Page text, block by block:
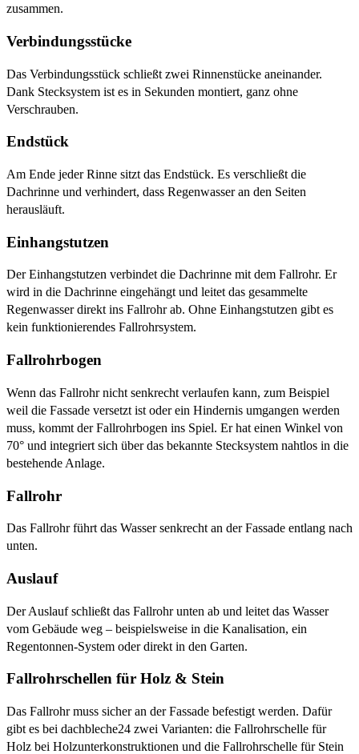
zusammen.
Verbindungsstücke
Das Verbindungsstück schließt zwei Rinnenstücke aneinander.
Dank Stecksystem ist es in Sekunden montiert, ganz ohne
Verschrauben.
Endstück
Am Ende jeder Rinne sitzt das Endstück. Es verschließt die
Dachrinne und verhindert, dass Regenwasser an den Seiten
herausläuft.
Einhangstutzen
Der Einhangstutzen verbindet die Dachrinne mit dem Fallrohr. Er
wird in die Dachrinne eingehängt und leitet das gesammelte
Regenwasser direkt ins Fallrohr ab. Ohne Einhangstutzen gibt es
kein funktionierendes Fallrohrsystem.
Fallrohrbogen
Wenn das Fallrohr nicht senkrecht verlaufen kann, zum Beispiel
weil die Fassade versetzt ist oder ein Hindernis umgangen werden
muss, kommt der Fallrohrbogen ins Spiel. Er hat einen Winkel von
70° und integriert sich über das bekannte Stecksystem nahtlos in die
bestehende Anlage.
Fallrohr
Das Fallrohr führt das Wasser senkrecht an der Fassade entlang nach
unten.
Auslauf
Der Auslauf schließt das Fallrohr unten ab und leitet das Wasser
vom Gebäude weg – beispielsweise in die Kanalisation, ein
Regentonnen-System oder direkt in den Garten.
Fallrohrschellen für Holz & Stein
Das Fallrohr muss sicher an der Fassade befestigt werden. Dafür
gibt es bei dachbleche24 zwei Varianten: die Fallrohrschelle für
Holz bei Holzunterkonstruktionen und die Fallrohrschelle für Stein